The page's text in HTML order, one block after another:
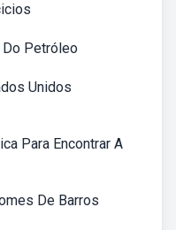
Do Petróleo
Unidos
Para Encontrar A
De Barros